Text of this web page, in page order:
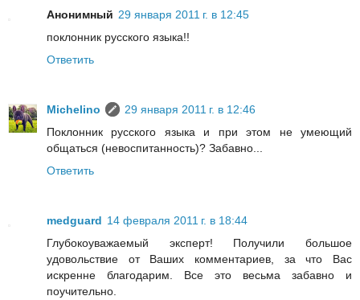
Анонимный 29 января 2011 г. в 12:45
поклонник русского языка!!
Ответить
Michelino
29 января 2011 г. в 12:46
Поклонник русского языка и при этом не умеющий
общаться (невоспитанность)? Забавно...
Ответить
medguard 14 февраля 2011 г. в 18:44
Глубокоуважаемый эксперт! Получили большое
удовольствие от Ваших комментариев, за что Вас
искренне благодарим. Все это весьма забавно и
поучительно.